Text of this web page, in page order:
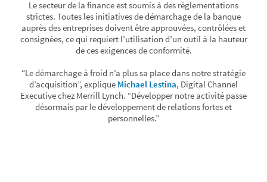
Le secteur de la finance est soumis à des réglementations
strictes. Toutes les initiatives de démarchage de la banque
auprès des entreprises doivent être approuvées, contrôlées et
consignées, ce qui requiert l’utilisation d’un outil à la hauteur
de ces exigences de conformité.
“Le démarchage à froid n’a plus sa place dans notre stratégie
d’acquisition”, explique Michael Lestina, Digital Channel
Executive chez Merrill Lynch. “Développer notre activité passe
désormais par le développement de relations fortes et
personnelles.”